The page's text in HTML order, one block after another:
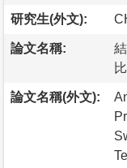
研究生(外文):
論文名稱:
論文名稱(外文):